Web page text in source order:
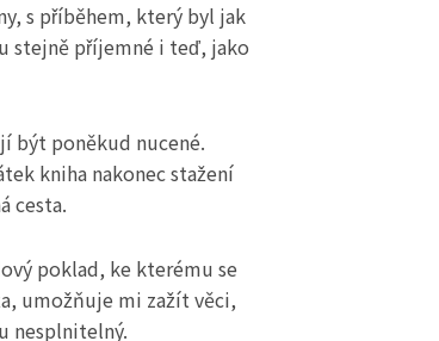
s příběhem, který byl jak
stejně příjemné i teď, jako
být poněkud nucené.
kniha nakonec stažení
cesta.
poklad, ke kterému se
umožňuje mi zažít věci,
nesplnitelný.